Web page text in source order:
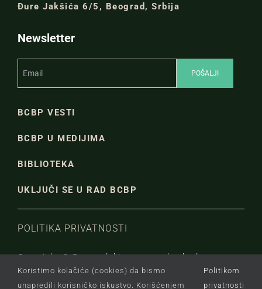
Đure Jakšića 6/5, Beograd, Srbija
Newsletter
BCBP VESTI
BCBP U MEDIJIMA
BIBLIOTEKA
UKLJUČI SE U RAD BCBP
POLITIKA PRIVATNOSTI
Copyright © Beogradski centar za bezbednosnu
Koristimo kolačiće (cookies) da bismo
unapredili korisničko iskustvo. Korišćenjem
Politikom
privatnosti